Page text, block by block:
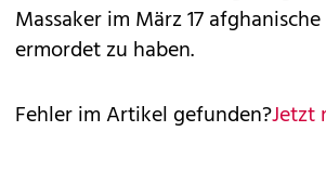
Massaker im März 17
ermordet zu haben.
Fehler im Artikel gefunden?Jetzt